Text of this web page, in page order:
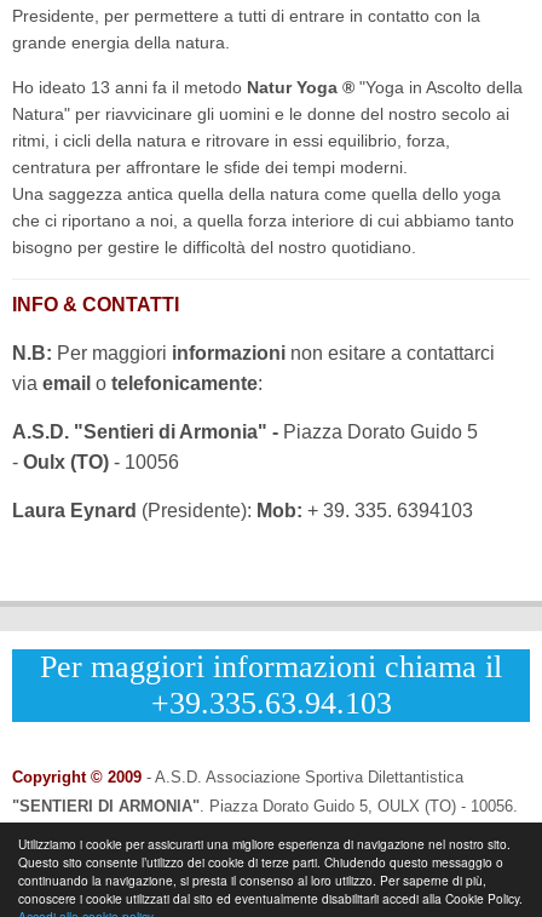
Utilizziamo i cookie per assicurarti una migliore esperienza di navigazione nel nostro sito.
Questo sito consente l’utilizzo dei cookie di terze parti. Chiudendo questo messaggio o
continuando la navigazione, si presta il consenso al loro utilizzo. Per saperne di più,
conoscere i cookie utilizzati dal sito ed eventualmente disabilitarli accedi alla Cookie Policy.
Presidente, per permettere a tutti di entrare in contatto con la
grande energia della natura.
Ho ideato 13 anni fa il metodo Natur Yoga ® "Yoga in Ascolto della
Natura" per riavvicinare gli uomini e le donne del nostro secolo ai
ritmi, i cicli della natura e ritrovare in essi equilibrio, forza,
centratura per affrontare le sfide dei tempi moderni.
Una saggezza antica quella della natura come quella dello yoga
che ci riportano a noi, a quella forza interiore di cui abbiamo tanto
bisogno per gestire le difficoltà del nostro quotidiano.
INFO & CONTATTI
N.B: Per maggiori informazioni non esitare a contattarci
via email o telefonicamente:
A.S.D. "Sentieri di Armonia" - Piazza Dorato Guido 5
- Oulx (TO) - 10056
Laura Eynard (Presidente): Mob: + 39. 335. 6394103
Per maggiori informazioni chiama il
+39.335.63.94.103
Copyright © 2009 - A.S.D. Associazione Sportiva Dilettantistica
"SENTIERI DI ARMONIA"
Piazza Dorato Guido 5, OULX (TO) - 10056.
Info & Contatti:Laura Eynard: +39.335.6394103
-Email: info@sentieridiarmonia.com